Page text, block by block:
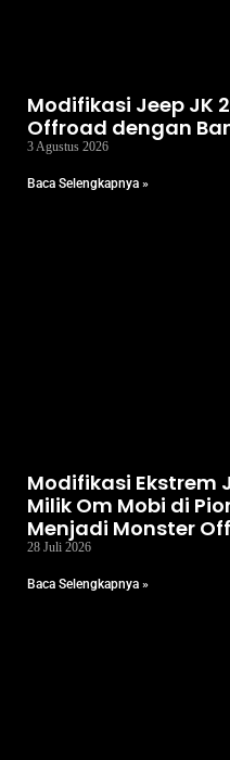
Modifikasi Jeep JK
Offroad dengan
3 Agustus 2026
Baca Selengkapnya »
Modifikasi Ekstrem
Milik Om Mobi di
Menjadi Monster
28 Juli 2026
Baca Selengkapnya »